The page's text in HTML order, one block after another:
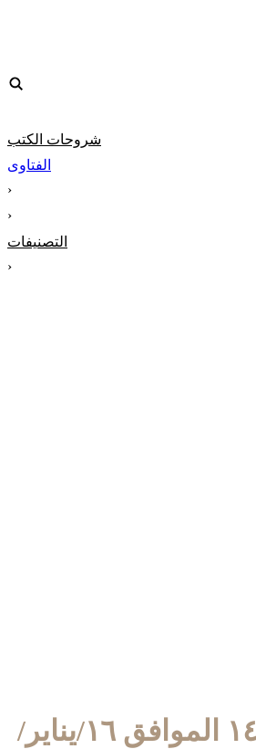
شروحات الكتب
الفتاوى
‹
‹
التصنيفات
‹
٣/جمادى الآخرة/١٤٤٢ الموافق ١٦/يناير/